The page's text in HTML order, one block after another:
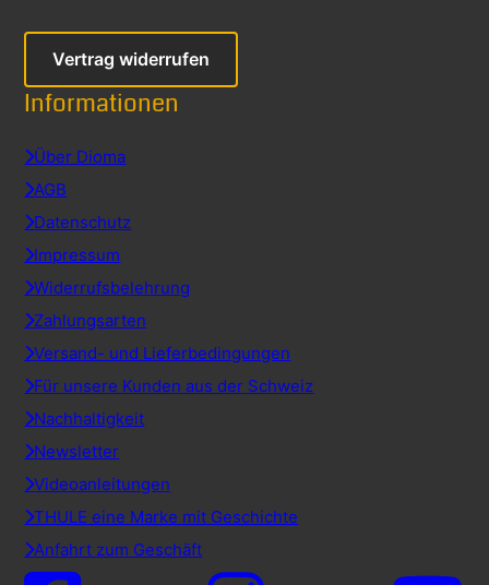
Vertrag widerrufen
Informationen
Über Dioma
AGB
Datenschutz
Impressum
Widerrufsbelehrung
Zahlungsarten
Versand- und Lieferbedingungen
Für unsere Kunden aus der Schweiz
Nachhaltigkeit
Newsletter
Videoanleitungen
THULE eine Marke mit Geschichte
Anfahrt zum Geschäft